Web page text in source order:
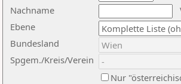
Nachname
Ebene
Bundesland
Spgem./Kreis/Verein
Nur